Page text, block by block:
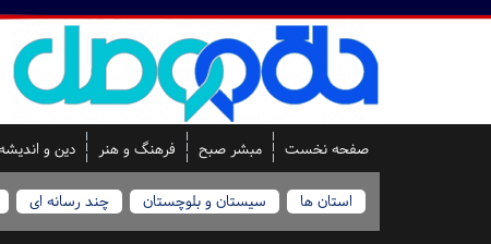
صفحه نخست مبشر صبح فرهنگ و هنر دین و
استان ها سیستان و بلوچستان چند رسانه ای